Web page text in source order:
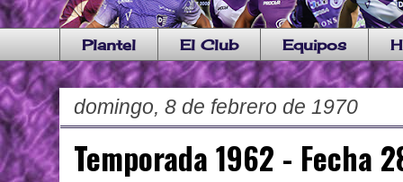
Plantel El Club Equipos
domingo, 8 de febrero de 1970
Temporada 1962 - Fecha